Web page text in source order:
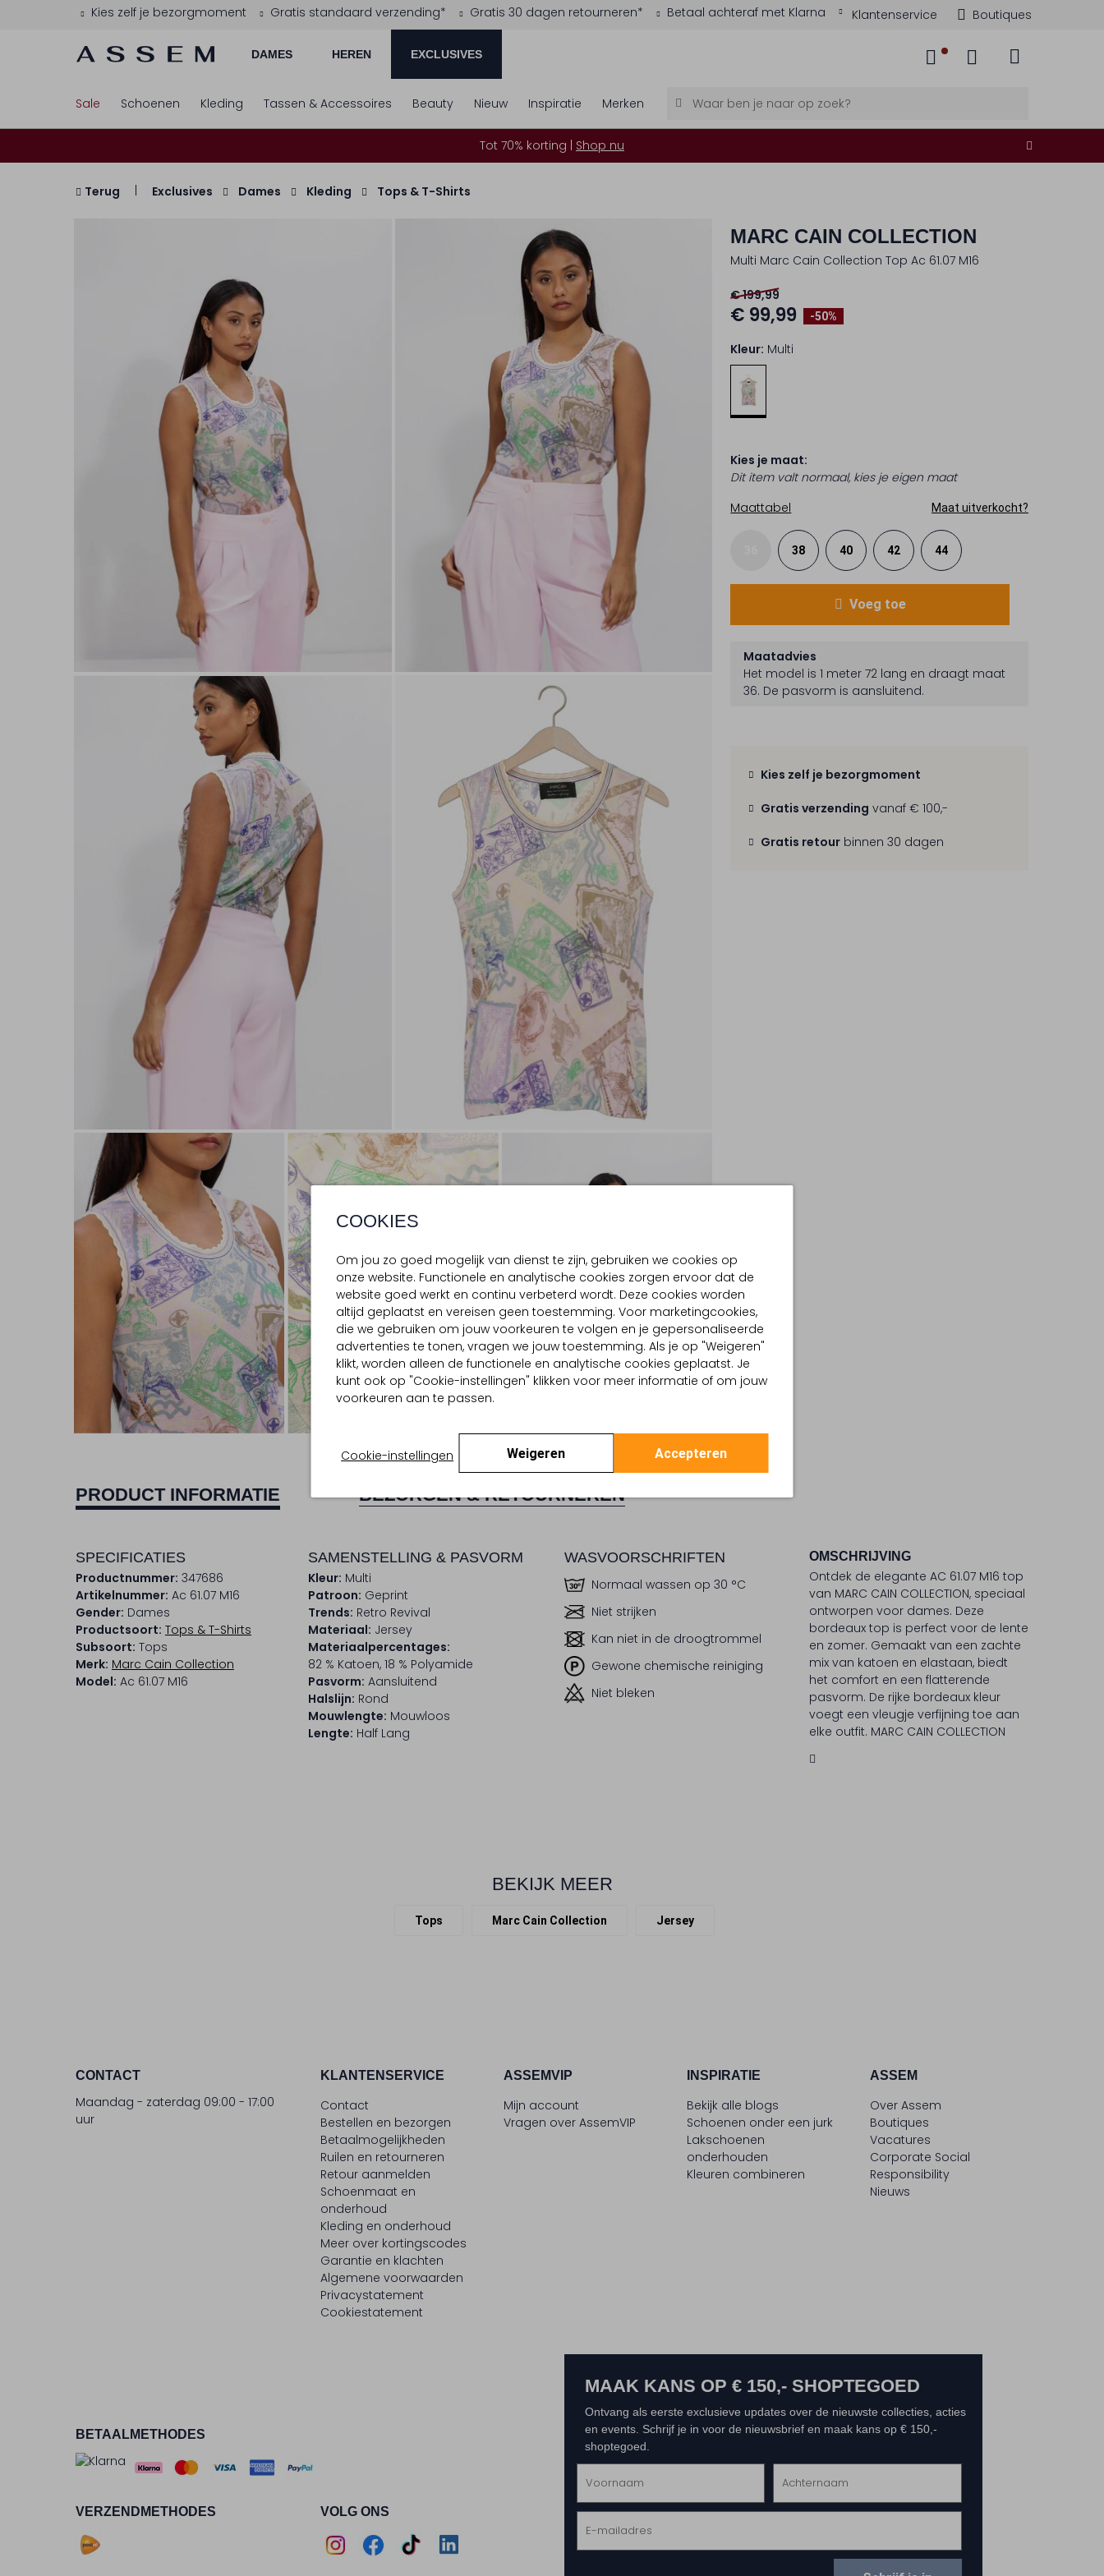
Kies zelf je bezorgmoment Gratis standaard verzending* Gratis 30 dagen retourneren* Betaal achteraf met Klarna Klantenservice Boutiques
DAMES HEREN EXCLUSIVES
COOKIES
Om jou zo goed mogelijk van dienst te zijn, gebruiken we cookies op
onze website. Functionele en analytische cookies zorgen ervoor dat de
website goed werkt en continu verbeterd wordt. Deze cookies worden
altijd geplaatst en vereisen geen toestemming. Voor marketingcookies,
die we gebruiken om jouw voorkeuren te volgen en je gepersonaliseerde
advertenties te tonen, vragen we jouw toestemming. Als je op "Weigeren"
klikt, worden alleen de functionele en analytische cookies geplaatst. Je
kunt ook op "Cookie-instellingen" klikken voor meer informatie of om jouw
voorkeuren aan te passen.
Cookie-instellingen Weigeren Accepteren
Sale Schoenen Kleding Tassen & Accessoires Beauty Nieuw Inspiratie Merken
Tot 70% korting | Shop nu
Terug Exclusives Dames Kleding Tops & T-Shirts
MARC CAIN COLLECTION
Multi Marc Cain Collection Top Ac 61.07 M16
-50%
€ 199,99
€ 99,99
Kleur: Multi
Kies je maat:
Dit item valt normaal, kies je eigen maat
Maattabel
Maat uitverkocht?
38 40 42 44
Voeg toe
Maatadvies
Het model is 1 meter 72 lang en draagt maat
36. De pasvorm is aansluitend.
Kies zelf je bezorgmoment
Gratis verzending vanaf € 100,-
Gratis retour binnen 30 dagen
PRODUCT INFORMATIE BEZORGEN & RETOURNEREN
SPECIFICATIES
Productnummer: 347686
Artikelnummer: Ac 61.07 M16
Gender: Dames
Productsoort: Tops & T-Shirts
Subsoort: Tops
Merk: Marc Cain Collection
Model: Ac 61.07 M16
SAMENSTELLING & PASVORM
Kleur: Multi
Patroon: Geprint
Trends: Retro Revival
Materiaal: Jersey
Materiaalpercentages:
82 % Katoen, 18 % Polyamide
Pasvorm: Aansluitend
Halslijn: Rond
Mouwlengte: Mouwloos
Lengte: Half Lang
WASVOORSCHRIFTEN
Normaal wassen op 30 °C
Niet strijken
Kan niet in de droogtrommel
Gewone chemische reiniging
Niet bleken
OMSCHRIJVING
Ontdek de elegante AC 61.07 M16 top
van MARC CAIN COLLECTION, speciaal
ontworpen voor dames. Deze
bordeaux top is perfect voor de lente
en zomer. Gemaakt van een zachte
mix van katoen en elastaan, biedt
het comfort en een flatterende
pasvorm. De rijke bordeaux kleur
voegt een vleugje verfijning toe aan
elke outfit. MARC CAIN COLLECTION
ontwerpen en hoogwaardige
BEKIJK MEER
Tops Marc Cain Collection Jersey
CONTACT
Maandag - zaterdag 09:00 - 17:00
uur
KLANTENSERVICE
Contact
Bestellen en bezorgen
Betaalmogelijkheden
Ruilen en retourneren
Retour aanmelden
Schoenmaat en
onderhoud
Kleding en onderhoud
Meer over kortingscodes
Garantie en klachten
Algemene voorwaarden
Privacystatement
Cookiestatement
ASSEMVIP
Mijn account
Vragen over AssemVIP
INSPIRATIE
Bekijk alle blogs
Schoenen onder een jurk
Lakschoenen
onderhouden
Kleuren combineren
ASSEM
Over Assem
Boutiques
Vacatures
Corporate Social
Responsibility
Nieuws
BETAALMETHODES
VERZENDMETHODES VOLG ONS
MAAK KANS OP € 150,- SHOPTEGOED
Ontvang als eerste exclusieve updates over de nieuwste collecties, acties
en events. Schrijf je in voor de nieuwsbrief en maak kans op € 150,-
shoptegoed.